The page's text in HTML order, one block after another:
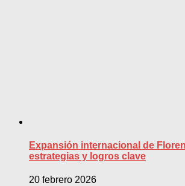
Expansión internacional de
estrategias y logros clave
20 febrero 2026